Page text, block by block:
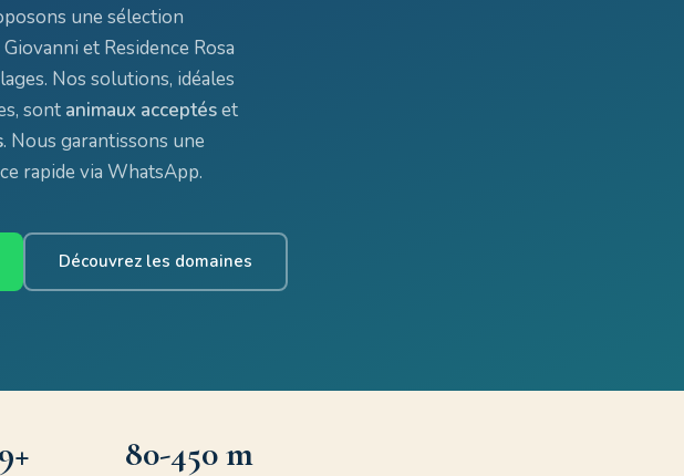
une sélection
et Residence Rosa
Nos solutions, idéales
sont animaux acceptéset
. Nous garantissons une
rapide via WhatsApp.
Découvrez les domaines
9+ 80-450 m